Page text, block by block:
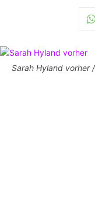
Sarah Hyland vorher